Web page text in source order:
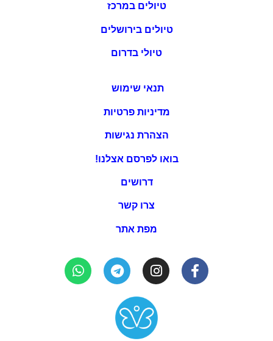
טיולים במרכז
טיולים בירושלים
טיולי בדרום
תנאי שימוש
מדיניות פרטיות
הצהרת נגישות
בואו לפרסם אצלנו!
דרושים
צרו קשר
מפת אתר